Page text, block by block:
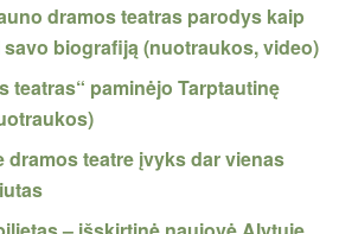
dramos teatras parodys kaip
biografiją (nuotraukos, video)
teatras“ paminėjo Tarptautinę
dramos teatre įvyks dar vienas